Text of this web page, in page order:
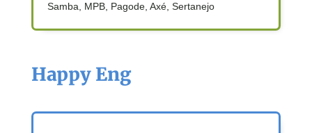
Samba, MPB, Pagode, Axé, Sertanejo
Happy Eng